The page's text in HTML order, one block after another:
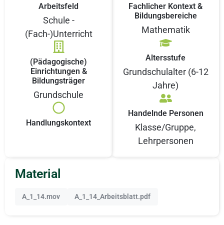
Arbeitsfeld
Schule -
(Fach-)Unterricht
(Pädagogische)
Einrichtungen &
Bildungsträger
Grundschule
Handlungskontext
Fachlicher Kontext &
Bildungsbereiche
Mathematik
Altersstufe
Grundschulalter (6-12
Jahre)
Handelnde Personen
Klasse/Gruppe,
Lehrpersonen
Material
A_1_14.mov A_1_14_Arbeitsblatt.pdf